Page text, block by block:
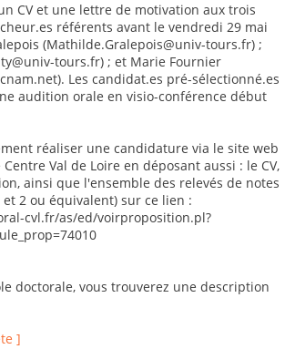
CV et une lettre de motivation aux trois
référents avant le vendredi 29 mai
(Mathilde.Gralepois@univ-tours.fr) ;
tours.fr) ; et Marie Fournier
Les candidat.es pré-sélectionné.es
audition orale en visio-conférence début
réaliser une candidature via le site web
Val de Loire en déposant aussi : le CV,
ainsi que l'ensemble des relevés de notes
et 2 ou équivalent) sur ce lien :
cvl.fr/as/ed/voirproposition.pl?
doctorale, vous trouverez une description
]